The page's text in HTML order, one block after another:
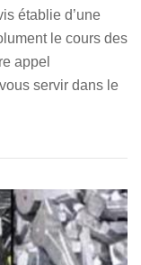
établie d’une
le cours des
appel
servir dans le